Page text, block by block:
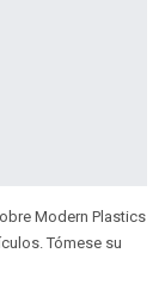
Modern Plastics
Tómese su